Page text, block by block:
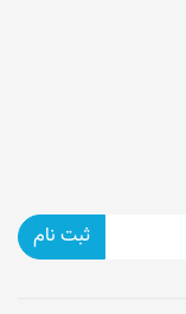
ثبت نام